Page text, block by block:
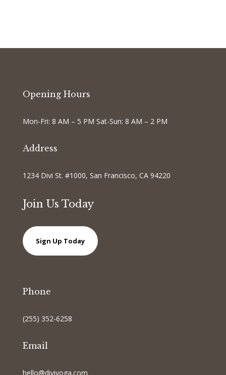
Opening Hours
Mon-Fri: 8 AM – 5 PM Sat-Sun: 8 AM – 2 PM
Address
1234 Divi St. #1000, San Francisco, CA 94220
Join Us Today
Sign Up Today
Phone
(255) 352-6258
Email
hello@diviyoga.com